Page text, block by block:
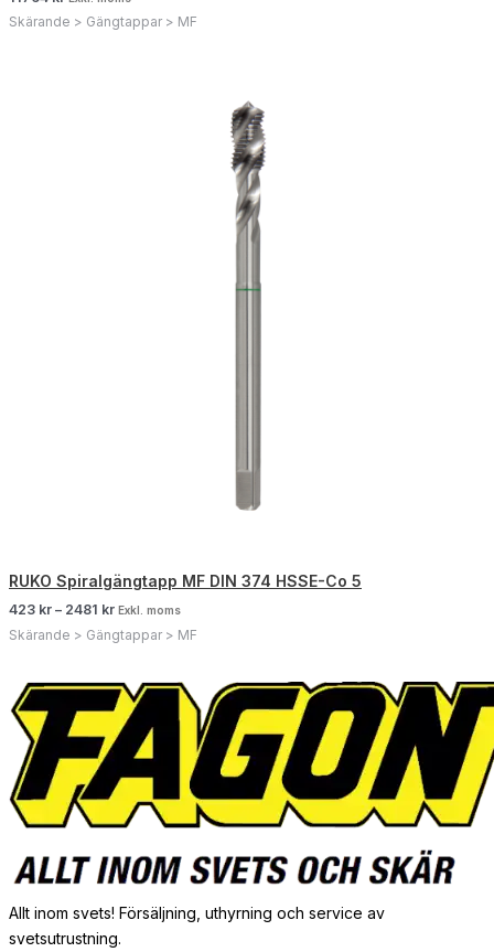
Skärande > Gängtappar > MF
RUKO Spiralgängtapp MF DIN 374 HSSE-Co 5
423 kr – 2481 kr Exkl. moms
Skärande > Gängtappar > MF
Allt inom svets! Försäljning, uthyrning och service av
svetsutrustning.